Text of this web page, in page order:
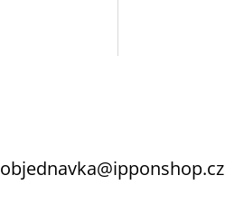
objednavka@ipponshop.cz